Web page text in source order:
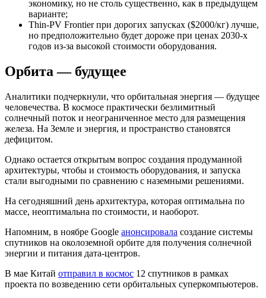
экономику, но не столь существенно, как в предыдущем
варианте;
Thin-PV Frontier при дорогих запусках ($2000/кг) лучше,
но предположительно будет дороже при ценах 2030-х
годов из-за высокой стоимости оборудования.
Орбита — будущее
Аналитики подчеркнули, что орбитальная энергия — будущее
человечества. В космосе практически безлимитный
солнечный поток и неограниченное место для размещения
железа. На Земле и энергия, и пространство становятся
дефицитом.
Однако остается открытым вопрос создания продуманной
архитектуры, чтобы и стоимость оборудования, и запуска
стали выгодными по сравнению с наземными решениями.
На сегодняшний день архитектура, которая оптимальна по
массе, неоптимальна по стоимости, и наоборот.
Напомним, в ноябре Google анонсировала создание системы
спутников на околоземной орбите для получения солнечной
энергии и питания дата-центров.
В мае Китай отправил в космос 12 спутников в рамках
проекта по возведению сети орбитальных суперкомпьютеров.